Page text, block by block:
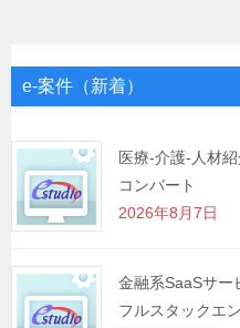
ゲ
シ
ョ
ン
e-案件（新着）
医療-介護-人材
コンバート
2026年8月7日
金融系SaaSサー
フルスタックエ